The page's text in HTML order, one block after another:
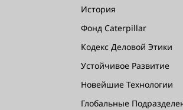
История
Фонд Caterpillar
Кодекс Деловой Этики
Устойчивое Развитие
Новейшие Технологии
Глобальные